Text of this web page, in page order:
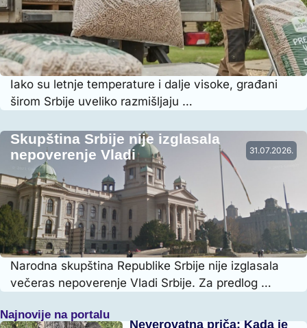
Iako su letnje temperature i dalje visoke, građani
širom Srbije uveliko razmišljaju …
31.07.2026.
Skupština Srbije nije izglasala
nepoverenje Vladi
Narodna skupština Republike Srbije nije izglasala
večeras nepoverenje Vladi Srbije. Za predlog …
Najnovije na portalu
Neverovatna priča: Kada je